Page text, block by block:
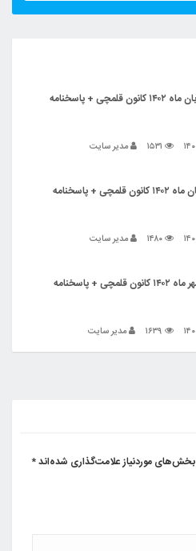
دانلود آزمون ۱۹ آبان ماه ۱۴۰۲ کانون قلمچی + پاسخنامه
مدیر سایت
دانلود آزمون ۵ آبان ماه ۱۴۰۲ کانون قلمچی + پاسخنامه
مدیر سایت
دانلود آزمون ۲۱ مهر ماه ۱۴۰۲ کانون قلمچی + پاسخنامه
مدیر سایت
بخش‌های موردنیاز علامت‌گذاری شده‌اند*